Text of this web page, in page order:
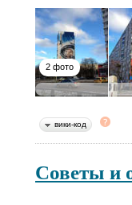
2 фото
вики-код
Советы и